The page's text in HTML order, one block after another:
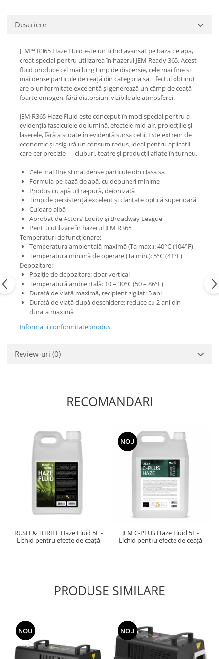
Casti cu fir
Interfete audio
Microfoane
Accesorii pentru Microfoane
Headset-uri si lavaliere
Microfoane cu fir pentru live
Microfoane de captura
Microfoane pentru instrumente
Microfoane USB - Podcast, Gaming
Seturi de microfoane
Sisteme wireless
Mixere
Accesorii mixere
Mixere analogice
Mixere digitale
Mixere pentru DJ
Monitorizare In-Ear
Stative pentru Boxe
Stative pentru Microfoane
Descriere
JEM™ R365 Haze Fluid este un lichid avansat pe bază de apă,
creat special pentru utilizarea în hazerul JEM Ready 365. Acest
fluid produce cel mai lung timp de dispersie, cele mai fine și
mai dense particule de ceață din categoria sa. Efectul obținut
are o uniformitate excelentă și generează un câmp de ceață
foarte omogen, fără distorsiuni vizibile ale atmosferei.
JEM R365 Haze Fluid este conceput în mod special pentru a
evidenția fasciculele de lumină, efectele mid-air, proiecțiile și
laserele, fără a scoate în evidență sursa ceții. Este extrem de
economic și asigură un consum redus, ideal pentru aplicații
care cer precizie — cluburi, teatre și producții aflate în turneu.
Cele mai fine și mai dense particule din clasa sa
Formula pe bază de apă, cu depuneri minime
Produs cu apă ultra-pură, deionizată
Timp de persistență excelent și claritate optică superioară
Culoare albă
Aprobat de Actors’ Equity și Broadway League
Pentru utilizare în hazerul JEM R365
Temperaturi de funcționare:
Temperatura ambientală maximă (Ta max.): 40°C (104°F)
Temperatura minimă de operare (Ta min.): 5°C (41°F)
Depozitare:
Poziție de depozitare: doar vertical
Temperatură ambientală: 10 – 30°C (50 – 86°F)
Durată de viață maximă, recipient sigilat: 5 ani
Durată de viață după deschidere: reduce cu 2 ani din
durata maximă
Informatii conformitate produs
Review-uri (0)
RECOMANDARI
RUSH & THRILL Haze Fluid 5L -
Lichid pentru efecte de ceață
NOU
JEM C-PLUS Haze Fluid 5L -
Lichid pentru efecte de ceață
PRODUSE SIMILARE
NOU NOU